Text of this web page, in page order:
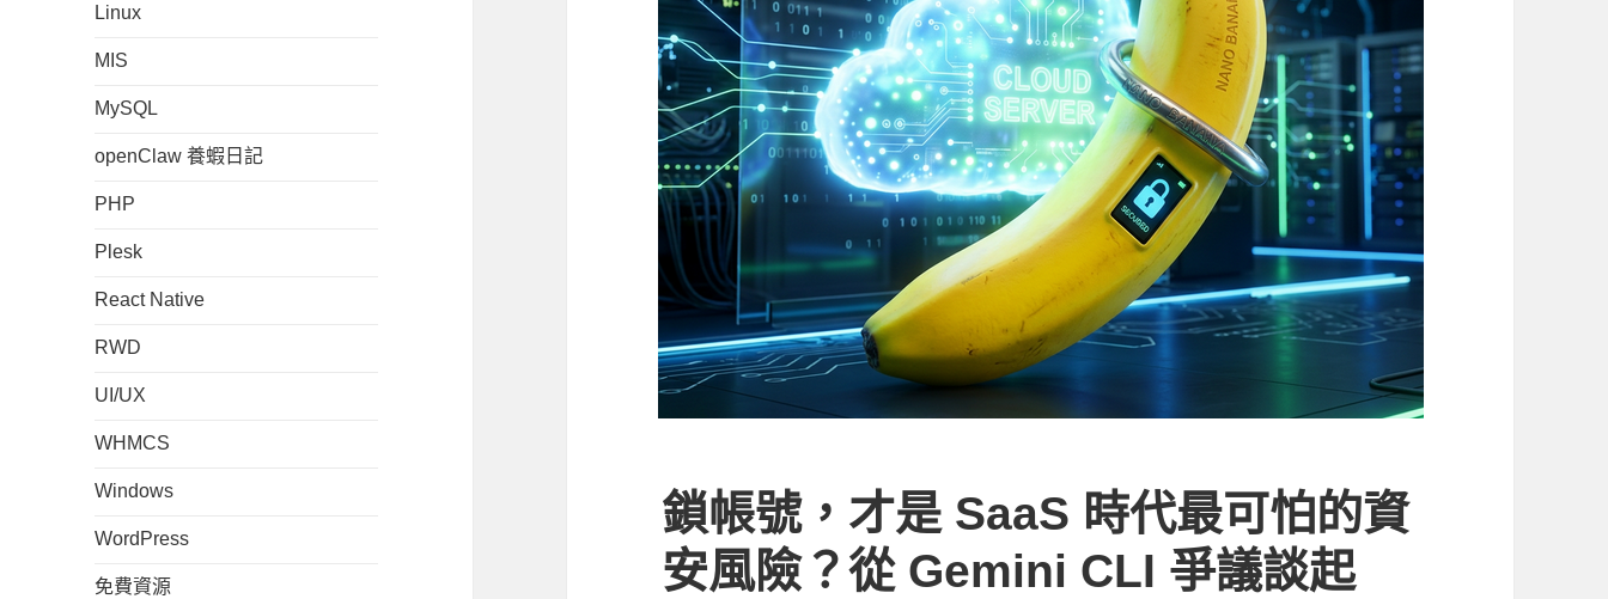
Linux
MIS
MySQL
openClaw 養蝦日記
PHP
Plesk
React Native
RWD
UI/UX
WHMCS
Windows
WordPress
免費資源
鎖帳號，才是 SaaS 時代最可怕的資
安風險？從 Gemini CLI 爭議談起